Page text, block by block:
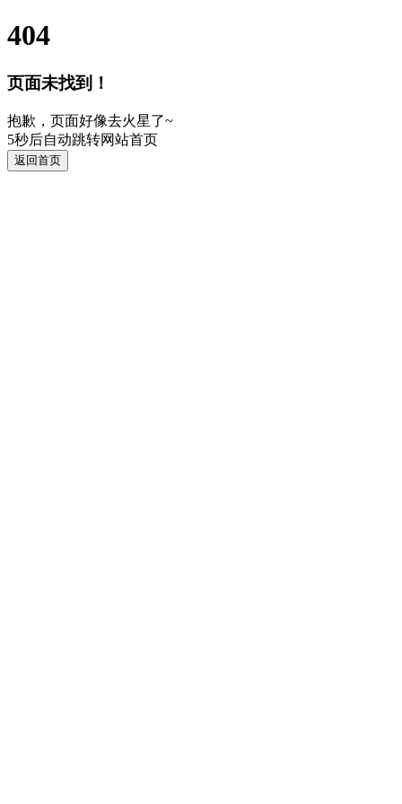
404
页面未找到！
抱歉，页面好像去火星了~
5秒后自动跳转网站首页
返回首页